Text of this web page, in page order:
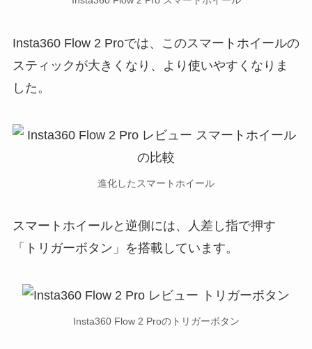
Insta360 Flow 2 Proでは、このスマートホイールの
スティックが大きくなり、より使いやすくなりま
した。
進化したスマートホイール
スマートホイールと逆側には、人差し指で押す
「トリガーボタン」を搭載しています。
Insta360 Flow 2 Proのトリガーボタン